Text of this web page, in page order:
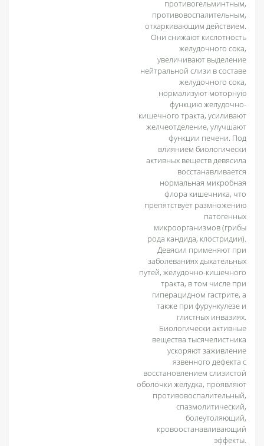
противогельминтным,
противовоспалительным,
отхаркивающим действием.
Они снижают кислотность
желудочного сока,
увеличивают выделение
нейтральной слизи в составе
желудочного сока,
нормализуют моторную
функцию желудочно-
кишечного тракта, усиливают
желчеотделение, улучшают
функции печени. Под
влиянием биологически
активных веществ девясила
восстанавливается
нормальная микробная
флора кишечника, что
препятствует размножению
патогенных
микроорганизмов (грибы
рода кандида, клостридии).
Девясил применяют при
заболеваниях дыхательных
путей, желудочно-кишечного
тракта, в том числе при
гиперацидном гастрите, а
также при фурункулезе и
глистных инвазиях.
Биологически активные
вещества тысячелистника
ускоряют заживление
язвенного дефекта с
восстановлением слизистой
оболочки желудка, проявляют
противовоспалительный,
спазмолитический,
болеутоляющий,
кровоостанавливающий
эффекты.